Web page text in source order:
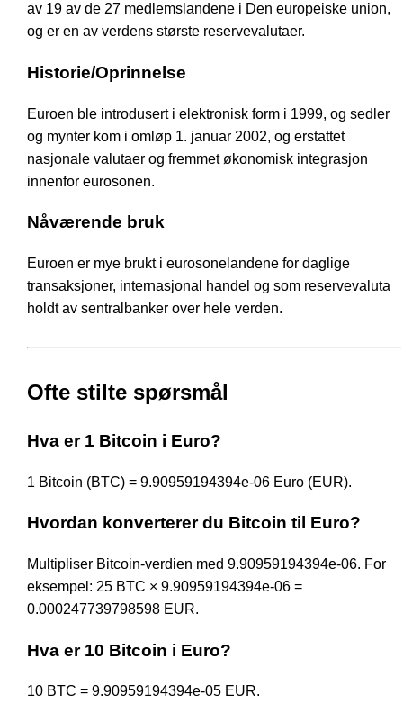
av 19 av de 27 medlemslandene i Den europeiske union,
og er en av verdens største reservevalutaer.
Historie/Oprinnelse
Euroen ble introdusert i elektronisk form i 1999, og sedler
og mynter kom i omløp 1. januar 2002, og erstattet
nasjonale valutaer og fremmet økonomisk integrasjon
innenfor eurosonen.
Nåværende bruk
Euroen er mye brukt i eurosonelandene for daglige
transaksjoner, internasjonal handel og som reservevaluta
holdt av sentralbanker over hele verden.
Ofte stilte spørsmål
Hva er 1 Bitcoin i Euro?
1 Bitcoin (BTC) = 9.90959194394e-06 Euro (EUR).
Hvordan konverterer du Bitcoin til Euro?
Multipliser Bitcoin-verdien med 9.90959194394e-06. For
eksempel: 25 BTC × 9.90959194394e-06 =
0.000247739798598 EUR.
Hva er 10 Bitcoin i Euro?
10 BTC = 9.90959194394e-05 EUR.